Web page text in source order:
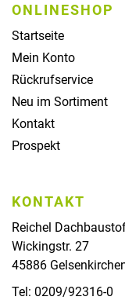
ONLINESHOP
Startseite
Mein Konto
Rückrufservice
Neu im Sortiment
Kontakt
Prospekt
KONTAKT
Reichel
Wickingstr. 27
45886
Tel: 0209/92316-0